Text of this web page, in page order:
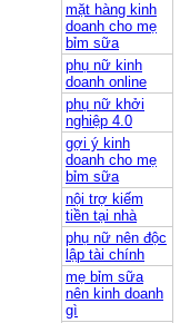
mặt hàng kinh
doanh cho mẹ
bỉm sữa
phụ nữ kinh
doanh online
phụ nữ khởi
nghiệp 4.0
gợi ý kinh
doanh cho mẹ
bỉm sữa
nội trợ kiếm
tiền tại nhà
phụ nữ nên độc
lập tài chính
mẹ bỉm sữa
nên kinh doanh
gì